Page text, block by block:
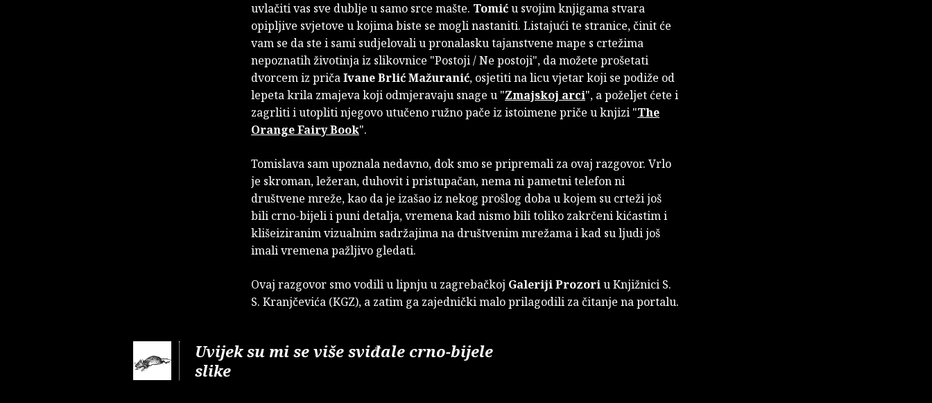
uvlačiti vas sve dublje u samo srce mašte. Tomiću svojim knjigama stvara
opipljive svjetove u kojima biste se mogli nastaniti. Listajući te stranice, činit će
vam se da ste i sami sudjelovali u pronalasku tajanstvene mape s crtežima
nepoznatih životinja iz slikovnice "Postoji / Ne postoji", da možete prošetati
dvorcem iz pričaIvane Brlić Mažuranić, osjetiti na licu vjetar koji se podiže od
lepeta krila zmajeva koji odmjeravaju snage u "Zmajskoj arci", a poželjet ćete i
zagrliti i utopliti njegovo utučeno ružno pače iz istoimene priče u knjizi "The
Orange Fairy Book".
Tomislava sam upoznala nedavno, dok smo se pripremali za ovaj razgovor. Vrlo
je skroman, ležeran, duhovit i pristupačan, nema ni pametni telefon ni
društvene mreže, kao da je izašao iz nekog prošlog doba u kojem su crteži još
bili crno-bijeli i puni detalja, vremena kad nismo bili toliko zakrčeni kićastim i
klišeiziranim vizualnim sadržajima na društvenim mrežama i kad su ljudi još
imali vremena pažljivo gledati.
Ovaj razgovor smo vodili u lipnju u zagrebačkoj Galeriji Prozoriu Knjižnici S.
S. Kranjčevića (KGZ), a zatim ga zajednički malo prilagodili za čitanje na portalu.
Uvijek su mi se više sviđale crno-bijele
slike